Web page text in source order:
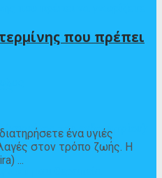
ασθένειες
που πρέπει
ένα υγιές
στον τρόπο ζωής. Η
...